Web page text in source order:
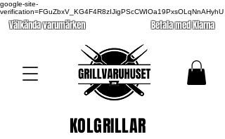
google-site-
verification=FGuZbxV_KG4F4R8zIJigPScCWIOa19PxsOLqNnAHyhU
Välkända varumärken Betala med Klarna
KOLGRILLAR